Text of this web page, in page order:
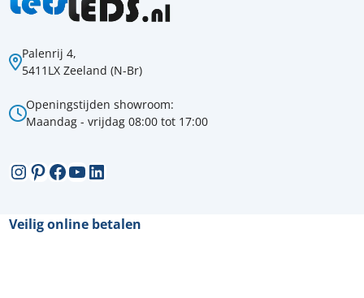
Palenrij 4,
5411LX Zeeland (N-Br)
Openingstijden showroom:
Maandag - vrijdag 08:00 tot 17:00
Instagram
Pinterest
Facebook
YouTube
LinkedIn
Veilig online betalen